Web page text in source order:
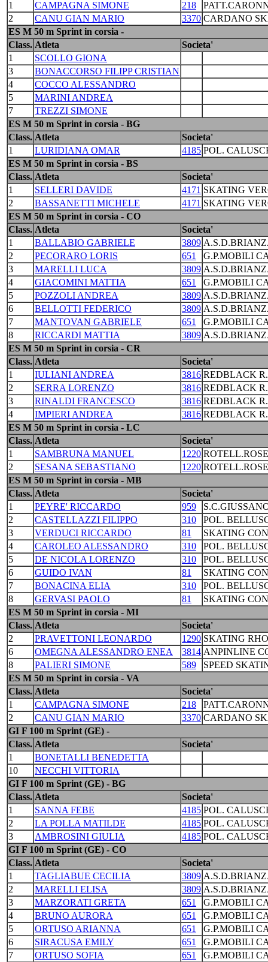
1
CAMPAGNA SIMONE 218
2
CANU GIAN MARIO 3370 CARDANO
ES M 50 m Sprint in corsia -
Class. Atleta
Societa'
1
SCOLLO GIONA
3
BONACCORSO FILIPP CRISTIAN
4
COCCO ALESSANDRO
5
MARINI ANDREA
7
TREZZI SIMONE
ES M 50 m Sprint in corsia - BG
Class. Atleta
Societa'
1
LURIDIANA OMAR 4185 POL.
ES M 50 m Sprint in corsia - BS
Class. Atleta
Societa'
1
SELLERI DAVIDE 4171 SKATING
2
BASSANETTI MICHELE 4171 SKATING
ES M 50 m Sprint in corsia - CO
Class. Atleta
Societa'
1
BALLABIO GABRIELE 3809
2
PECORARO LORIS 651
G.P.MOBILI
3
MARELLI LUCA 3809
4
GIACOMINI MATTIA 651
G.P.MOBILI
5
POZZOLI ANDREA 3809
6
BELLOTTI FEDERICO 3809
7
MANTOVAN GABRIELE 651
G.P.MOBILI
8
RICCARDI MATTIA 3809
ES M 50 m Sprint in corsia - CR
Class. Atleta
Societa'
1
IULIANI ANDREA 3816 REDBLACK
2
SERRA LORENZO 3816 REDBLACK
3
RINALDI FRANCESCO 3816 REDBLACK
4
IMPIERI ANDREA 3816 REDBLACK
ES M 50 m Sprint in corsia - LC
Class. Atleta
Societa'
1
SAMBRUNA MANUEL 1220
2
SESANA SEBASTIANO 1220
ES M 50 m Sprint in corsia - MB
Class. Atleta
Societa'
1
PEYRE' RICCARDO 959
2
CASTELLAZZI FILIPPO 310
POL.
3
VERDUCI RICCARDO 81
SKATING
4
CAROLEO ALESSANDRO 310
POL.
5
DE NICOLA LORENZO 310
POL.
6
GUIDO IVAN 81
SKATING
7
BONACINA ELIA 310
POL.
8
GERVASI PAOLO 81
SKATING
ES M 50 m Sprint in corsia - MI
Class. Atleta
Societa'
2
PRAVETTONI LEONARDO 1290 SKATING RHO
6
OMEGNA ALESSANDRO ENEA 3814 ANPINLINE
8
PALIERI SIMONE 589
SPEED
ES M 50 m Sprint in corsia - VA
Class. Atleta
Societa'
1
CAMPAGNA SIMONE 218
2
CANU GIAN MARIO 3370 CARDANO
GI F 100 m Sprint (GE) -
Class. Atleta
Societa'
1
BONETALLI BENEDETTA
10
NECCHI VITTORIA
GI F 100 m Sprint (GE) - BG
Class. Atleta
Societa'
1
SANNA FEBE 4185 POL.
2
LA POLLA MATILDE 4185 POL.
3
AMBROSINI GIULIA 4185 POL.
GI F 100 m Sprint (GE) - CO
Class. Atleta
Societa'
1
TAGLIABUE CECILIA 3809
2
MARELLI ELISA 3809
3
MARZORATI GRETA 651
G.P.MOBILI
4
BRUNO AURORA 651
G.P.MOBILI
5
ORTUSO ARIANNA 651
G.P.MOBILI
6
SIRACUSA EMILY 651
G.P.MOBILI
7
ORTUSO SOFIA 651
G.P.MOBILI